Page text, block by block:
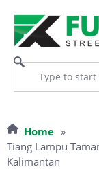
Home »
Tiang Lampu
Kalimantan